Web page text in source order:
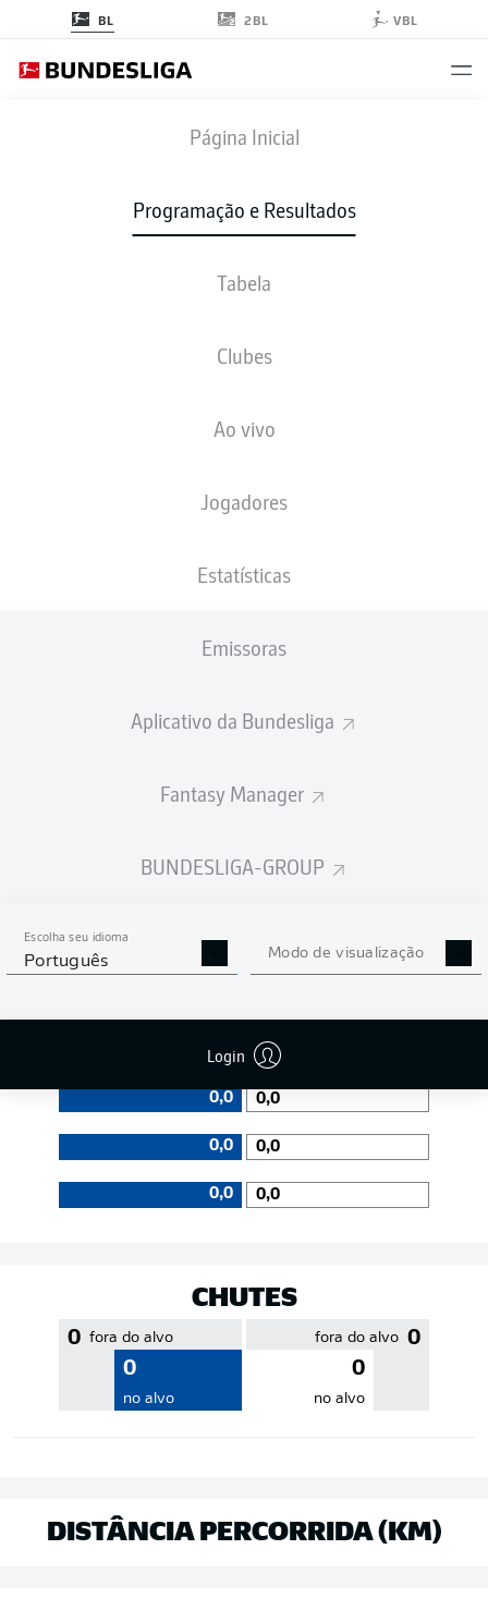
BL 2BL VBL
Página Inicial
Programação e Resultados
Tabela
Clubes
Ao vivo
Jogadores
Estatísticas
Emissoras
Aplicativo da Bundesliga
Fantasy Manager
BUNDESLIGA-GROUP
Escolha seu idioma
Português Modo de visualização
Login
S04 RBL
ESCALAÇÕES
0
0 % Precisão 0 %
EFICIÊNCIA DE PASSES
0,0 0,0
0,0 0,0
0,0 0,0
CHUTES
0 fora do alvo
0
no alvo
0
fora do alvo
0
no alvo
DISTÂNCIA PERCORRIDA (KM)